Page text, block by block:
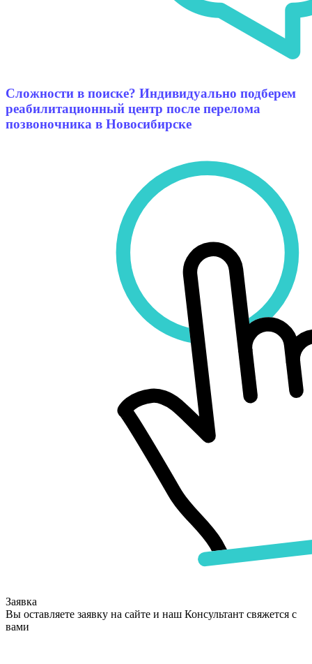
Сложности в поиске? Индивидуально подберем
реабилитационный центр после перелома
позвоночника в Новосибирске
Заявка
Вы оставляете заявку на сайте и наш Консультант свяжется с
вами